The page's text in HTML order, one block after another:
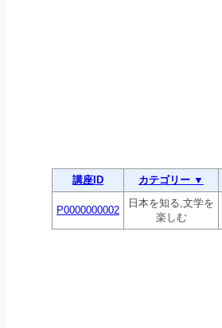
講座ID カテゴリー ▼
P0000000002
日本を知る,文学を
楽しむ